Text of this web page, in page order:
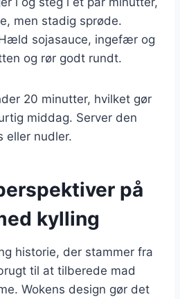
men stadig sprøde.
sojasauce, ingefær og
og rør godt rundt.
20 minutter, hvilket gør
middag. Server den
eller nudler.
på
kylling
historie, der stammer fra
til at tilberede mad
Wokens design gør det